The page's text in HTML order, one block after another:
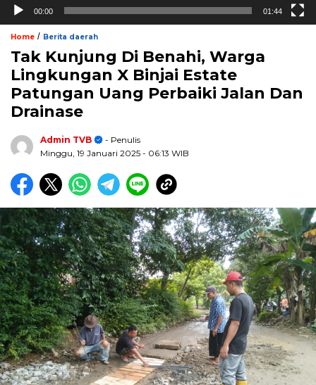
00:00 01:44
Home / Berita daerah
Tak Kunjung Di Benahi, Warga
Lingkungan X Binjai Estate
Patungan Uang Perbaiki Jalan Dan
Drainase
Admin TVB
- Penulis
Minggu, 19 Januari 2025 - 06:13 WIB